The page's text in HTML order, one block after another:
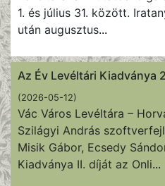
1. és július 31. között.
után augusztus...
Az Év Levéltári Kiadványa
(2026-05-12)
Vác Város Levéltára –
Szilágyi András
Misik Gábor, Ecsedy
Kiadványa II. díját az Onli...